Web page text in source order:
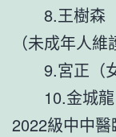
8.王樹森
（未成年人
9.宮正（
10.金城
2022級中中